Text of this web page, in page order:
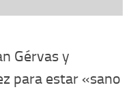
Gérvas y
para estar «sano